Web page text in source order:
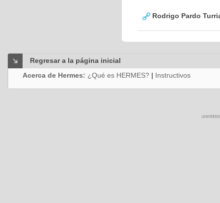
Rodrigo Pardo
Regresar a la página inicial
Acerca de Hermes: ¿Qué es HERMES? | Instructivos